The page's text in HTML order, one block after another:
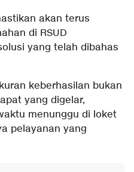
akan terus
di RSUD
yang telah dibahas
keberhasilan bukan
yang digelar,
menunggu di loket
pelayanan yang